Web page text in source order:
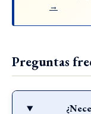
→
Preguntas